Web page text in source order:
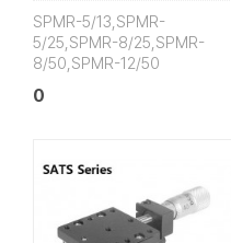
SPMR-5/13,SPMR-
5/25,SPMR-8/25,SPMR-
8/50,SPMR-12/50
0